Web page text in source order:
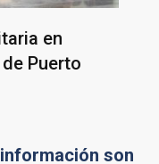
en
Puerto
son